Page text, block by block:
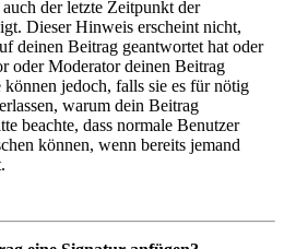
der letzte Zeitpunkt der
Dieser Hinweis erscheint nicht,
deinen Beitrag geantwortet hat oder
oder Moderator deinen Beitrag
können jedoch, falls sie es für nötig
warum dein Beitrag
beachte, dass normale Benutzer
können, wenn bereits jemand